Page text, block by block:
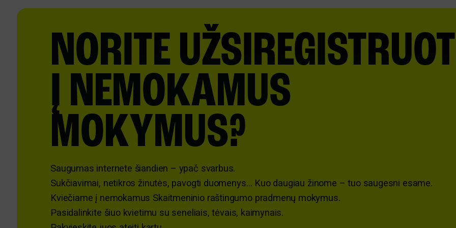
NORITE
Į NEMOKAMUS
MOKYMUS?
Saugumas internete šiandien – ypač svarbus.
Sukčiavimai, netikros žinutės, pavogti duomenys… Kuo daugiau žinome – tuo saugesni esame.
Kviečiame į nemokamus Skaitmeninio raštingumo pradmenų mokymus.
Pasidalinkite šiuo kvietimu su seneliais, tėvais, kaimynais.